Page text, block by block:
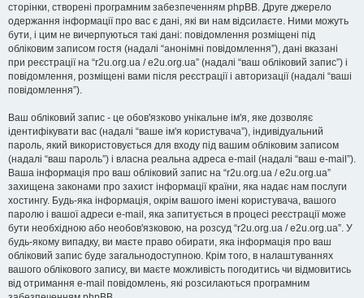
сторінки, створені програмним забезпеченням phpBB. Друге джерело
одержання інформації про вас є дані, які ви нам відсилаєте. Ними можуть
бути, і цим не вичерпуються такі дані: повідомлення розміщені під
обліковим записом гостя (надалі “анонімні повідомлення”), дані вказані
при реєстрації на “r2u.org.ua / e2u.org.ua” (надалі “ваш обліковий запис”) і
повідомлення, розміщені вами після реєстрації і авторизації (надалі “ваші
повідомлення”).
Ваш обліковий запис - це обов'язково унікальне ім'я, яке дозволяє
ідентифікувати вас (надалі “ваше ім'я користувача”), індивідуальний
пароль, який використовується для входу під вашим обліковим записом
(надалі “ваш пароль”) і власна реальна адреса e-mail (надалі “ваш e-mail”).
Ваша інформація про ваш обліковий запис на “r2u.org.ua / e2u.org.ua”
захищена законами про захист інформації країни, яка надає нам послуги
хостингу. Будь-яка інформація, окрім вашого імені користувача, вашого
паролю і вашої адреси e-mail, яка запитується в процесі реєстрації може
бути необхідною або необов'язковою, на розсуд “r2u.org.ua / e2u.org.ua”. У
будь-якому випадку, ви маєте право обирати, яка інформація про ваш
обліковий запис буде загальнодоступною. Крім того, в налаштуваннях
вашого облікового запису, ви маєте можливість погодитись чи відмовитись
від отримання e-mail повідомлень, які розсилаються програмним